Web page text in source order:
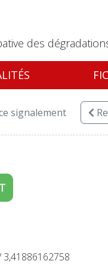
des
signalement